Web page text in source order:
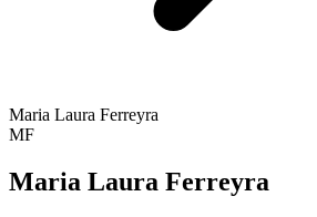
Maria Laura Ferreyra
MF
Maria Laura Ferreyra